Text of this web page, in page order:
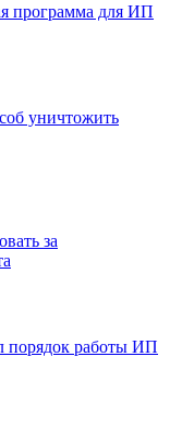
программа для ИП
уничтожить
за
порядок работы ИП